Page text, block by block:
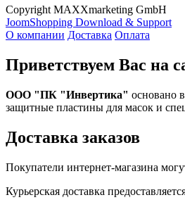
Copyright MAXXmarketing GmbH
JoomShopping Download & Support
О компании Доставка Оплата
Приветствуем Вас на
ООО "ПК "Инвертика" основано
защитные пластины для масок и
Доставка заказов
Покупатели интернет-магазина
Курьерская доставка